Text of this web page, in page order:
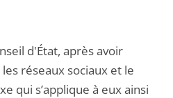
d'État, après avoir
réseaux sociaux et le
qui s’applique à eux ainsi